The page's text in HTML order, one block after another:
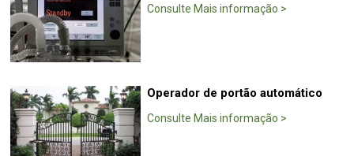
Consulte Mais informação >
Operador de portão automático
Consulte Mais informação >